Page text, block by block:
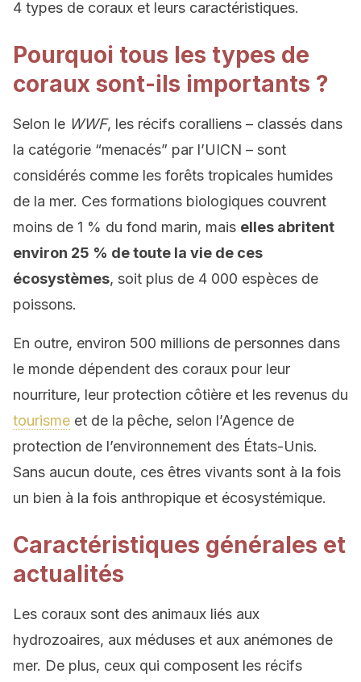
4 types de coraux et leurs caractéristiques.
Pourquoi tous les types de
coraux sont-ils importants ?
Selon le WWF, les récifs coralliens – classés dans
la catégorie “menacés” par l’UICN – sont
considérés comme les forêts tropicales humides
de la mer. Ces formations biologiques couvrent
moins de 1 % du fond marin, mais elles abritent
environ 25 % de toute la vie de ces
écosystèmes, soit plus de 4 000 espèces de
poissons.
En outre, environ 500 millions de personnes dans
le monde dépendent des coraux pour leur
nourriture, leur protection côtière et les revenus du
tourisme et de la pêche, selon l’Agence de
protection de l’environnement des États-Unis.
Sans aucun doute, ces êtres vivants sont à la fois
un bien à la fois anthropique et écosystémique.
Caractéristiques générales et
actualités
Les coraux sont des animaux liés aux
hydrozoaires, aux méduses et aux anémones de
mer. De plus, ceux qui composent les récifs